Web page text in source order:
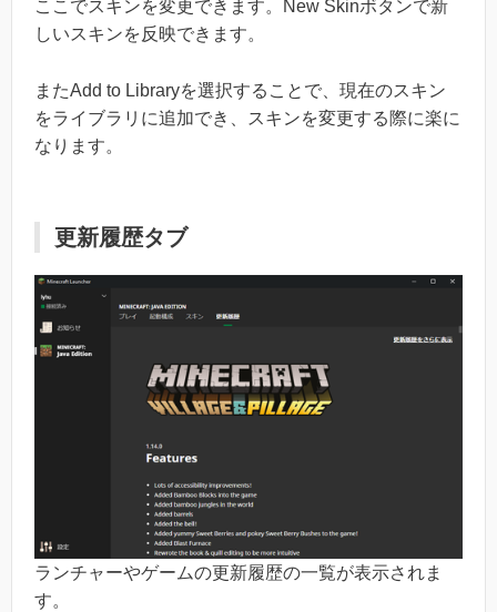
ここでスキンを変更できます。New Skinボタンで新
しいスキンを反映できます。
またAdd to Libraryを選択することで、現在のスキン
をライブラリに追加でき、スキンを変更する際に楽に
なります。
更新履歴タブ
ランチャーやゲームの更新履歴の一覧が表示されま
す。